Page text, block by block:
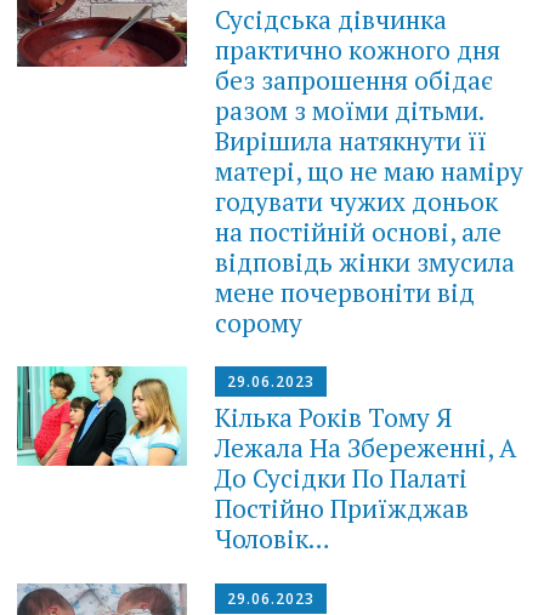
Сусідська дівчинка
практично кожного дня
без запрошення обідає
разом з моїми дітьми.
Вирішила натякнути її
матері, що не маю наміру
годувати чужих доньок
на постійній основі, але
відповідь жінки змусила
мене почервоніти від
сорому
29.06.2023
Кілька Років Тому Я
Лежала На Збереженні, А
До Сусідки По Палаті
Постійно Приїжджав
Чоловік…
29.06.2023